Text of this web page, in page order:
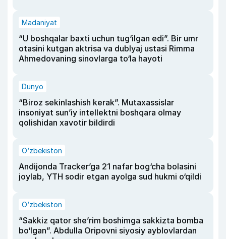
Madaniyat
“U boshqalar baxti uchun tug‘ilgan edi”. Bir umr
otasini kutgan aktrisa va dublyaj ustasi Rimma
Ahmedovaning sinovlarga to‘la hayoti
Dunyo
“Biroz sekinlashish kerak”. Mutaxassislar
insoniyat sun’iy intellektni boshqara olmay
qolishidan xavotir bildirdi
O‘zbekiston
Andijonda Tracker’ga 21 nafar bog‘cha bolasini
joylab, YTH sodir etgan ayolga sud hukmi o‘qildi
O‘zbekiston
“Sakkiz qator she’rim boshimga sakkizta bomba
bo‘lgan”. Abdulla Oripovni siyosiy ayblovlardan